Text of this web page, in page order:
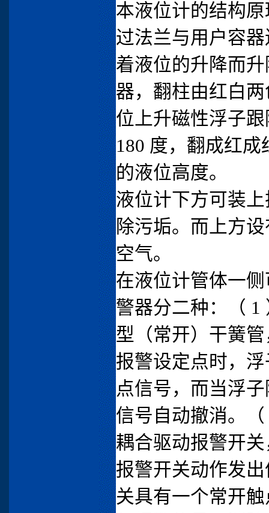
本液位计的结构
过法兰与用户容
着液位的升降而
器，翻柱由红白
位上升磁性浮子
180 度，翻成红
的液位高度。
液位计下方可装
除污垢。而上方
空气。
在液位计管体一
警器分二种：（ 1
型（常开）干簧
报警设定点时，
点信号，而当浮
信号自动撤消。
耦合驱动报警开
报警开关动作发
关具有一个常开